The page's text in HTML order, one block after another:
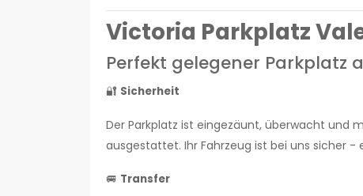
Victoria Parkplatz
Perfekt gelegener Parkplatz
🔐 Sicherheit
Der Parkplatz ist eingezäunt, überwacht und
ausgestattet. Ihr Fahrzeug ist bei uns sicher -
🚐 Transfer